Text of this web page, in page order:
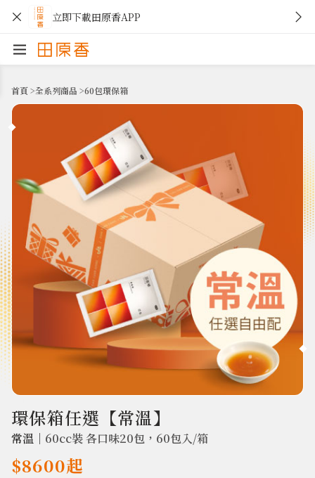
立即下載田原香APP
首頁>全系列商品 >60包環保箱
環保箱任選【常溫】
常溫｜ 60cc裝 各口味20包，60包入/箱
$8600起